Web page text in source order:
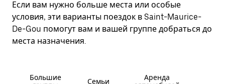
Если вам нужно больше места или особые
условия, эти варианты поездок в Saint-Maurice-
De-Gou помогут вам и вашей группе добраться до
места назначения.
Большие
Семьи
Аренда